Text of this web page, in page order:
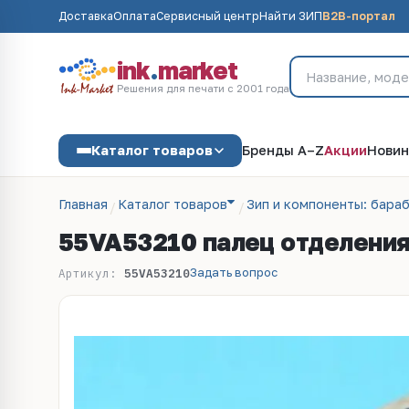
ДоставкаОплатаСервисный центрНайти ЗИПB2B-портал
ink.market
Решения для печати с 2001 года
Каталог товаров Бренды A–ZАкции
Главная Каталог товаров Зип и компоненты:
55VA53210 палец
Артикул: 55VA53210Задать вопрос